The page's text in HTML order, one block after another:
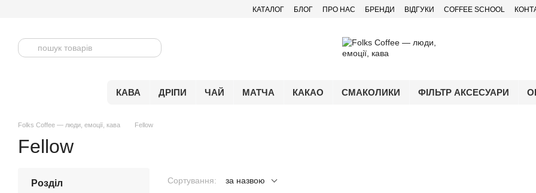
КАТАЛОГ БЛОГ ПРО НАС БРЕНДИ ВІДГУКИ COFFEE SCHOOL
КАВА ДРІПИ ЧАЙ МАТЧА КАКАО СМАКОЛИКИ ФІЛЬТР АКСЕСУАРИ
Folks Coffee — люди, емоції, кава Fellow
Fellow
Сортування: за назвою
Розділ